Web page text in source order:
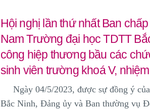
Hội nghị lần thứ nhất Ban
Nam Trường đại học TDTT
công hiệp thương bầu các
sinh viên trường khoá V,
Ngày 04/5/2023, được sự đồng ý
Bắc Ninh, Đảng ủy và Ban thường vụ